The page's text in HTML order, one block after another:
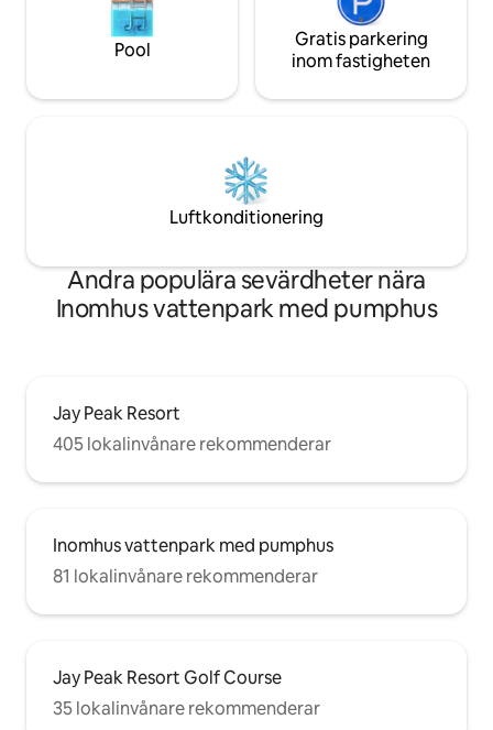
Pool
Gratis parkering
inom fastigheten
Luftkonditionering
Andra populära sevärdheter nära
Inomhus vattenpark med pumphus
Jay Peak Resort
405 lokalinvånare rekommenderar
Inomhus vattenpark med pumphus
81 lokalinvånare rekommenderar
Jay Peak Resort Golf Course
35 lokalinvånare rekommenderar